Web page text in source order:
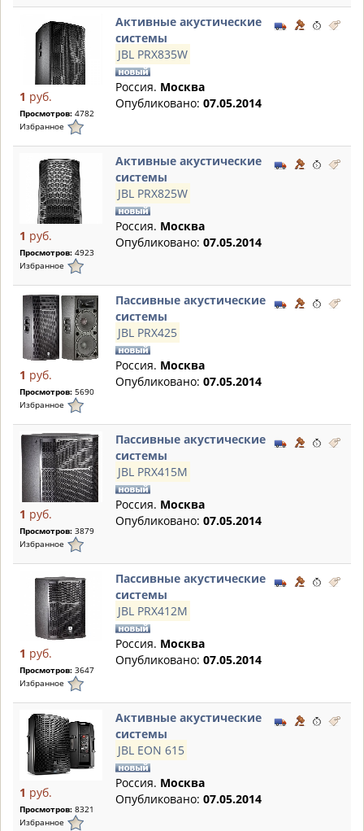
1 руб.
Просмотров: 4782
Избранное
Активные акустические
системы
JBL PRX835W
Россия. Москва
Опубликовано: 07.05.2014
1 руб.
Просмотров: 4923
Избранное
Активные акустические
системы
JBL PRX825W
Россия. Москва
Опубликовано: 07.05.2014
1 руб.
Просмотров: 5690
Избранное
Пассивные акустические
системы
JBL PRX425
Россия. Москва
Опубликовано: 07.05.2014
1 руб.
Просмотров: 3879
Избранное
Пассивные акустические
системы
JBL PRX415M
Россия. Москва
Опубликовано: 07.05.2014
1 руб.
Просмотров: 3647
Избранное
Пассивные акустические
системы
JBL PRX412M
Россия. Москва
Опубликовано: 07.05.2014
1 руб.
Просмотров: 8321
Избранное
Активные акустические
системы
JBL EON 615
Россия. Москва
Опубликовано: 07.05.2014